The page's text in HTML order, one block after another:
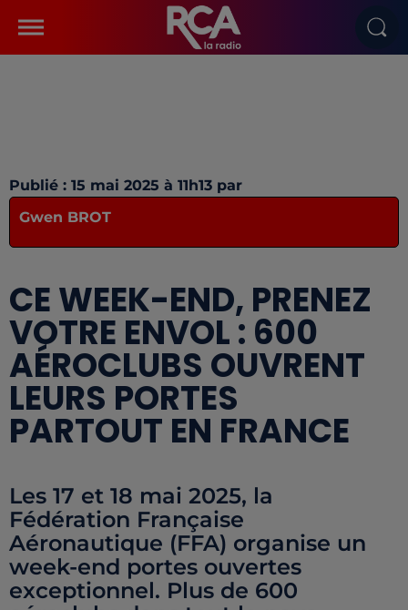
Publié : 15 mai 2025 à 11h13 par
Gwen BROT
CE WEEK-END, PRENEZ
VOTRE ENVOL : 600
AÉROCLUBS OUVRENT
LEURS PORTES
PARTOUT EN FRANCE
Les 17 et 18 mai 2025, la
Fédération Française
Aéronautique (FFA) organise un
week-end portes ouvertes
exceptionnel. Plus de 600